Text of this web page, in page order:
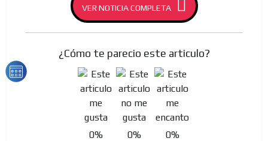
VER NOTICIA COMPLETA
¿Cómo te parecio este articulo?
0% 0% 0%